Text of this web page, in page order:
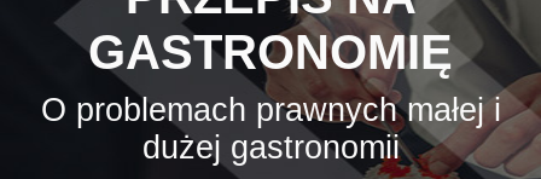
GASTRONOMIĘ
O problemach prawnych małej i
dużej gastronomii